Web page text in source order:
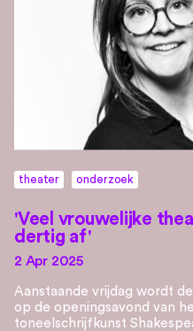
theater onderzoek
'Veel vrouwelijke
dertig af'
2 Apr 2025
Aanstaande vrijdag wordt
op de openingsavond van
toneelschrijfkunst